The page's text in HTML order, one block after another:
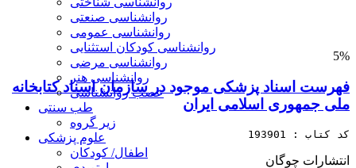
روانشناسی صنعتی
روانشناسی عمومی
روانشناسی کودکان استثنایی
روانشناسی مرضی
روانشناسی هنر
عصب روانشناسی
طب سنتی
زیر گروه
علوم پزشکی
اطفال/ کودکان
5%
فهرست اسناد پزشکی موجود در سازمان اسناد کتابخانه
ملی جمهوری اسلامی ایران
کد کتاب : 193901
انتشارات چوگان